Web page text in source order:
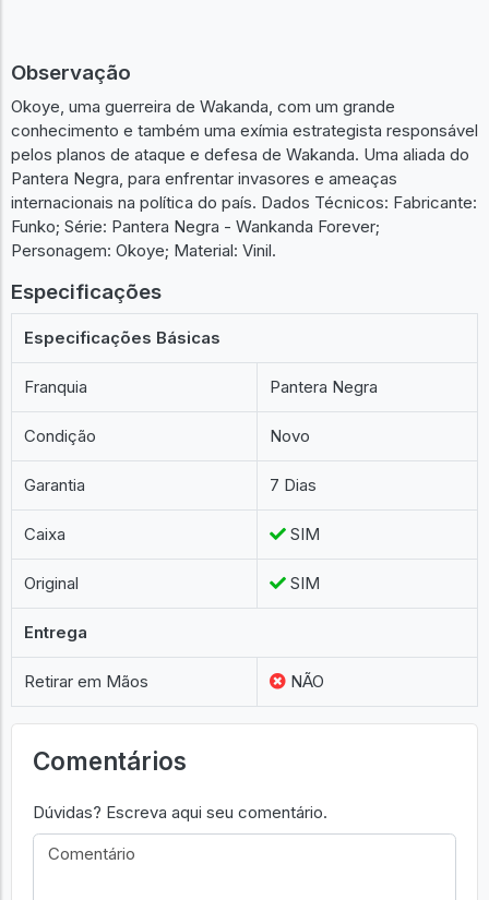
Observação
Okoye, uma guerreira de Wakanda, com um grande
conhecimento e também uma exímia estrategista responsável
pelos planos de ataque e defesa de Wakanda. Uma aliada do
Pantera Negra, para enfrentar invasores e ameaças
internacionais na política do país. Dados Técnicos: Fabricante:
Funko; Série: Pantera Negra - Wankanda Forever;
Personagem: Okoye; Material: Vinil.
Especificações
Especificações Básicas
Franquia Pantera Negra
Condição Novo
Garantia 7 Dias
Caixa SIM
Original SIM
Entrega
Retirar em Mãos NÃO
Comentários
Dúvidas? Escreva aqui seu comentário.